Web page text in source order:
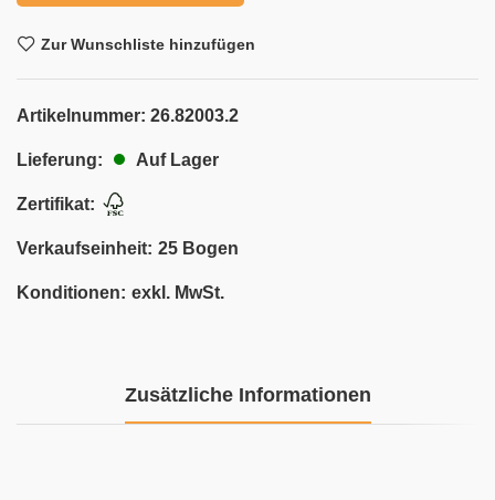
Zur Wunschliste hinzufügen
Artikelnummer: 26.82003.2
Lieferung: Auf Lager
Zertifikat:
Verkaufseinheit: 25 Bogen
Konditionen: exkl. MwSt.
Zusätzliche Informationen